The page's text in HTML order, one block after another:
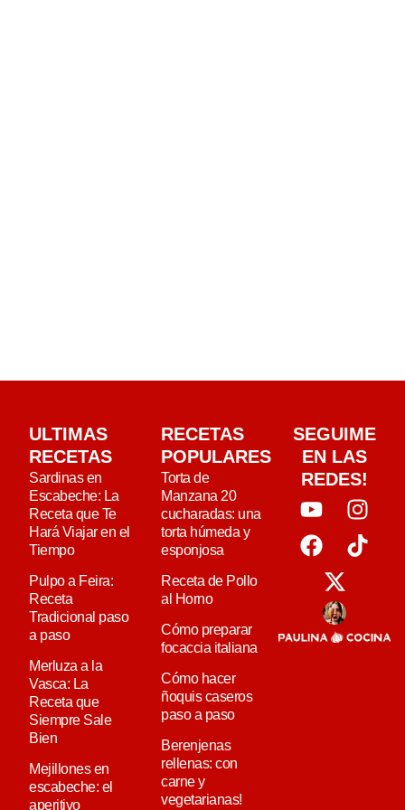
ULTIMAS
RECETAS
Sardinas en
Escabeche: La
Receta que Te
Hará Viajar en el
Tiempo
Pulpo a Feira:
Receta
Tradicional paso
a paso
Merluza a la
Vasca: La
Receta que
Siempre Sale
Bien
Mejillones en
escabeche: el
aperitivo
RECETAS
POPULARES
Torta de
Manzana 20
cucharadas: una
torta húmeda y
esponjosa
Receta de Pollo
al Horno
Cómo preparar
focaccia italiana
Cómo hacer
ñoquis caseros
paso a paso
Berenjenas
rellenas: con
carne y
vegetarianas!
SEGUIME
EN LAS
REDES!